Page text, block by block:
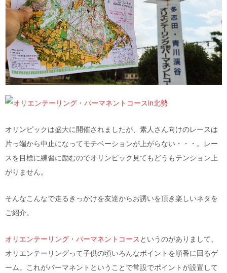
オリンピックは盛大に開催されましたが、素人さん向けのレースは
片っ端から中止になってモチベーションが上がらない・・・。レー
スを目標に練習に励むのでオリンピック見てもどうもテンション上
がりません。
そんなこんなで走るきっかけを友達からお誘いを頂き楽しいネタを
ご紹介。
オリエンテーリング・パーマネントコース というのがありまして、
オリエンテーリングって子供の頃いろんなポイントを順番に回るゲ
ーム。これがパーマネントということで常設でポイントが設置して